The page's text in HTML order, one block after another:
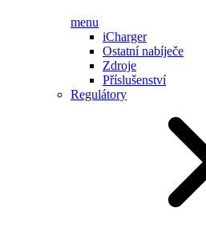
menu
iCharger
Ostatní nabíječe
Zdroje
Příslušenství
Regulátory